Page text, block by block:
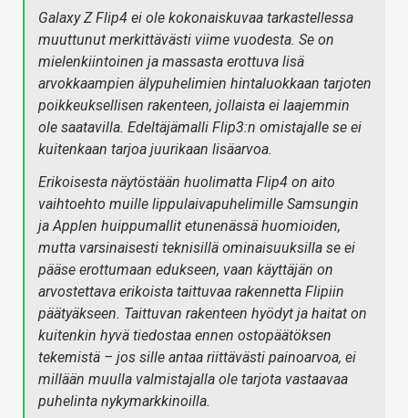
Galaxy Z Flip4 ei ole kokonaiskuvaa tarkastellessa
muuttunut merkittävästi viime vuodesta. Se on
mielenkiintoinen ja massasta erottuva lisä
arvokkaampien älypuhelimien hintaluokkaan tarjoten
poikkeuksellisen rakenteen, jollaista ei laajemmin
ole saatavilla. Edeltäjämalli Flip3:n omistajalle se ei
kuitenkaan tarjoa juurikaan lisäarvoa.
Erikoisesta näytöstään huolimatta Flip4 on aito
vaihtoehto muille lippulaivapuhelimille Samsungin
ja Applen huippumallit etunenässä huomioiden,
mutta varsinaisesti teknisillä ominaisuuksilla se ei
pääse erottumaan edukseen, vaan käyttäjän on
arvostettava erikoista taittuvaa rakennetta Flipiin
päätyäkseen. Taittuvan rakenteen hyödyt ja haitat on
kuitenkin hyvä tiedostaa ennen ostopäätöksen
tekemistä – jos sille antaa riittävästi painoarvoa, ei
millään muulla valmistajalla ole tarjota vastaavaa
puhelinta nykymarkkinoilla.